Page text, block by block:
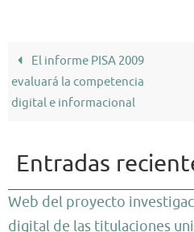
El informe PISA 2009
evaluará la competencia
digital e informacional
Entradas
Web del proyecto
digital de las titulaciones